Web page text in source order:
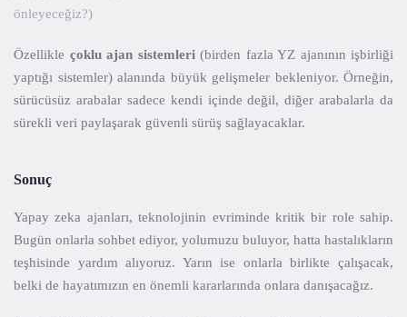
önleyeceğiz?)
Özellikle çoklu ajan sistemleri (birden fazla YZ ajanının işbirliği
yaptığı sistemler) alanında büyük gelişmeler bekleniyor. Örneğin,
sürücüsüz arabalar sadece kendi içinde değil, diğer arabalarla da
sürekli veri paylaşarak güvenli sürüş sağlayacaklar.
Sonuç
Yapay zeka ajanları, teknolojinin evriminde kritik bir role sahip.
Bugün onlarla sohbet ediyor, yolumuzu buluyor, hatta hastalıkların
teşhisinde yardım alıyoruz. Yarın ise onlarla birlikte çalışacak,
belki de hayatımızın en önemli kararlarında onlara danışacağız.